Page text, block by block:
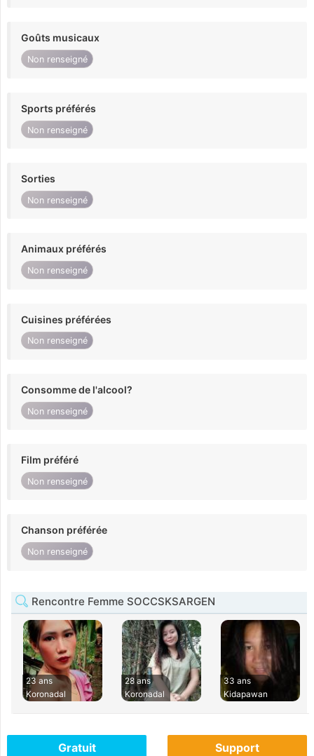
Goûts musicaux
Non renseigné
Sports préférés
Non renseigné
Sorties
Non renseigné
Animaux préférés
Non renseigné
Cuisines préférées
Non renseigné
Consomme de l'alcool?
Non renseigné
Film préféré
Non renseigné
Chanson préférée
Non renseigné
Rencontre Femme SOCCSKSARGEN
23 ans
Koronadal
28 ans
Koronadal
33 ans
Kidapawan
Gratuit Support